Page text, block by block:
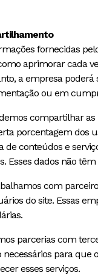
fornecidas
aprimorar cada
a empresa poderá
ou em
compartilhar
porcentagem dos
de conteúdos e
Esses dados não
com
do site. Essas
parcerias com
necessários para que
esses serviços.